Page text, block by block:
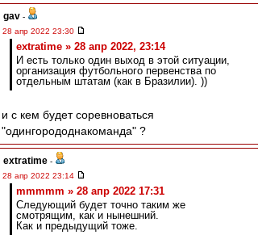
gav -
28 апр 2022 23:30
extratime » 28 апр 2022, 23:14
И есть только один выход в этой ситуации,
организация футбольного первенства по
отдельным штатам (как в Бразилии). ))
и с кем будет соревноваться
"одингорододнакоманда" ?
extratime -
28 апр 2022 23:14
mmmmm » 28 апр 2022 17:31
Следующий будет точно таким же
смотрящим, как и нынешний.
Как и предыдущий тоже.